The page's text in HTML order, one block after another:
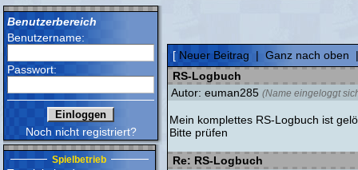
Benutzerbereich
Benutzername:
Passwort:
Noch nicht registriert?
Spielbetrieb
[ Neuer Beitrag | Ganz nach oben
RS-Logbuch
Autor: euman285 (Name eingeloggt
Mein komplettes RS-Logbuch ist
Bitte prüfen
Re: RS-Logbuch